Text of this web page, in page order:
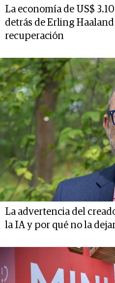
La economía de US$
detrás de Erling
recuperación
La advertencia del
la IA y por qué no la